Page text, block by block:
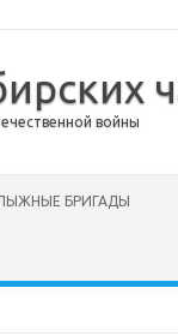
войны
БРИГАДЫ